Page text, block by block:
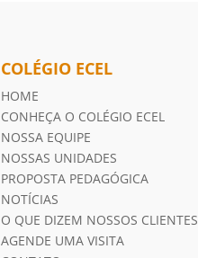
COLÉGIO ECEL
HOME
CONHEÇA O COLÉGIO ECEL
NOSSA EQUIPE
NOSSAS UNIDADES
PROPOSTA PEDAGÓGICA
NOTÍCIAS
O QUE DIZEM NOSSOS CLIENTES
AGENDE UMA VISITA